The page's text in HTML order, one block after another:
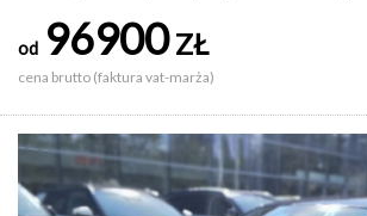
od 96900ZŁ
cena brutto (faktura vat-marża)